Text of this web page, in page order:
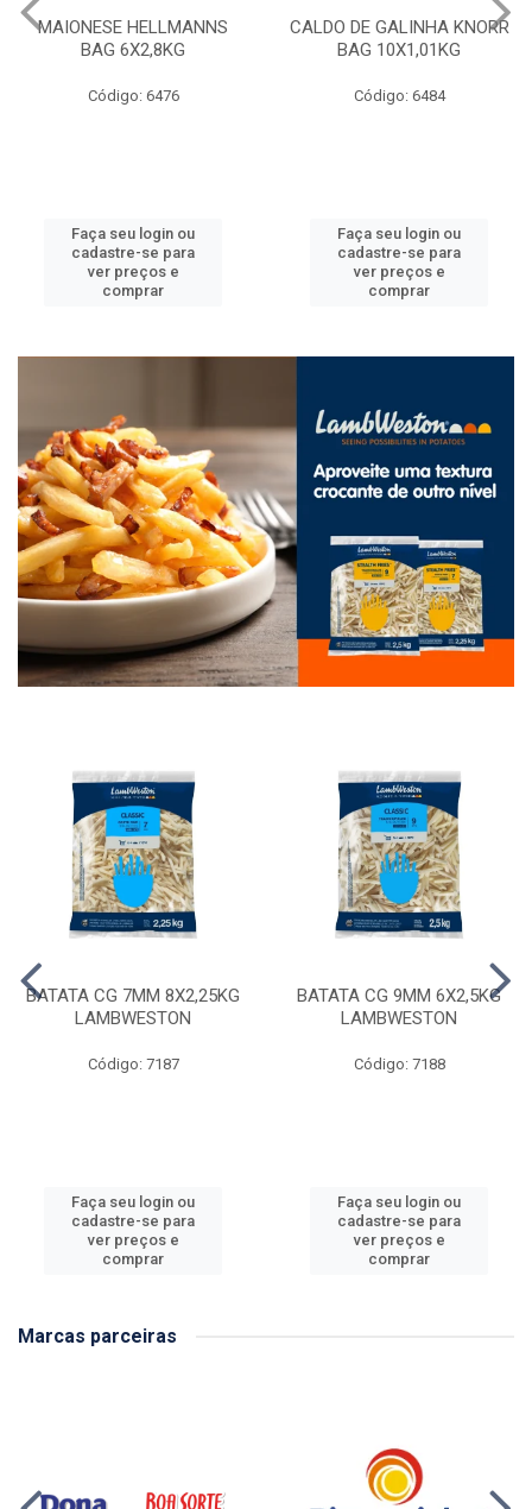
MAIONESE HELLMANNS
BAG 6X2,8KG
Código: 6476
Faça seu login ou
cadastre-se para
ver preços e
comprar
CALDO DE GALINHA KNORR
BAG 10X1,01KG
Código: 6484
Faça seu login ou
cadastre-se para
ver preços e
comprar
BATATA CG 7MM 8X2,25KG
LAMBWESTON
Código: 7187
Faça seu login ou
cadastre-se para
ver preços e
comprar
BATATA CG 9MM 6X2,5KG
LAMBWESTON
Código: 7188
Faça seu login ou
cadastre-se para
ver preços e
comprar
Marcas parceiras